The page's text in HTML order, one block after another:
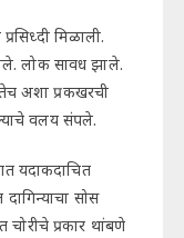
मिळाली.
लोक सावध झाले.
अशा प्रकखरची
वलय संपले.
यदाकदाचित
सोस
चोरीचे प्रकार थांबणे